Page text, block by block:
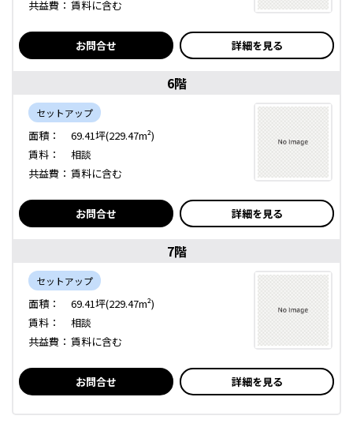
共益費： 賃料に含む
お問合せ 詳細を見る
6階
セットアップ
面積：
69.41坪(229.47m²)
賃料：
相談
共益費： 賃料に含む
お問合せ 詳細を見る
7階
セットアップ
面積：
69.41坪(229.47m²)
賃料：
相談
共益費： 賃料に含む
お問合せ 詳細を見る